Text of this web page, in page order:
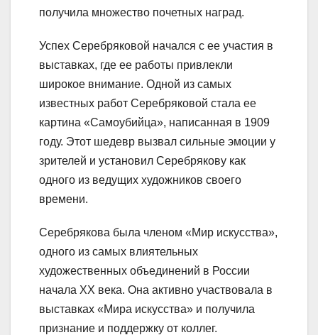
получила множество почетных наград.
Успех Серебряковой начался с ее участия в
выставках, где ее работы привлекли
широкое внимание. Одной из самых
известных работ Серебряковой стала ее
картина «Самоубийца», написанная в 1909
году. Этот шедевр вызвал сильные эмоции у
зрителей и установил Серебрякову как
одного из ведущих художников своего
времени.
Серебрякова была членом «Мир искусства»,
одного из самых влиятельных
художественных объединений в России
начала XX века. Она активно участвовала в
выставках «Мира искусства» и получила
признание и поддержку от коллег.